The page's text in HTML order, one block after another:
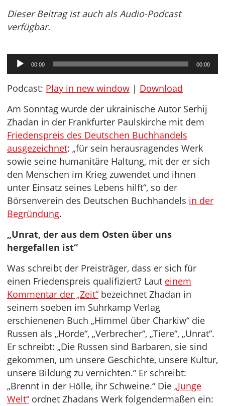
Dieser Beitrag ist auch als Audio-Podcast
verfügbar.
Audio-
Player
00:00 00:00
Podcast: Play in new window | Download
Am Sonntag wurde der ukrainische Autor Serhij
Zhadan in der Frankfurter Paulskirche mit dem
Friedenspreis des Deutschen Buchhandels
ausgezeichnet: „für sein herausragendes Werk
sowie seine humanitäre Haltung, mit der er sich
den Menschen im Krieg zuwendet und ihnen
unter Einsatz seines Lebens hilft“, so der
Börsenverein des Deutschen Buchhandels in der
Begründung.
„Unrat, der aus dem Osten über uns
hergefallen ist“
Was schreibt der Preisträger, dass er sich für
einen Friedenspreis qualifiziert? Laut einem
Kommentar der „Zeit“ bezeichnet Zhadan in
seinem soeben im Suhrkamp Verlag
erschienenen Buch „Himmel über Charkiw“ die
Russen als „Horde“, „Verbrecher“, „Tiere“, „Unrat“.
Er schreibt: „Die Russen sind Barbaren, sie sind
gekommen, um unsere Geschichte, unsere Kultur,
unsere Bildung zu vernichten.“ Er schreibt:
„Brennt in der Hölle, ihr Schweine.“ Die „Junge
Welt“ ordnet Zhadans Werk folgendermaßen ein: